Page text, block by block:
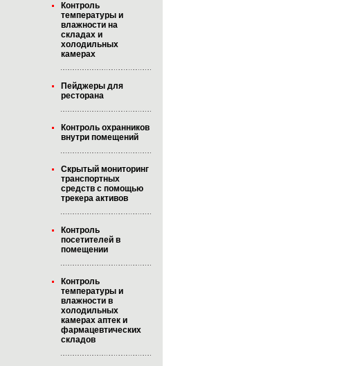
Контроль
температуры и
влажности на
складах и
холодильных
камерах
Пейджеры для
ресторана
Контроль охранников
внутри помещений
Скрытый мониторинг
транспортных
средств с помощью
трекера активов
Контроль
посетителей в
помещении
Контроль
температуры и
влажности в
холодильных
камерах аптек и
фармацевтических
складов